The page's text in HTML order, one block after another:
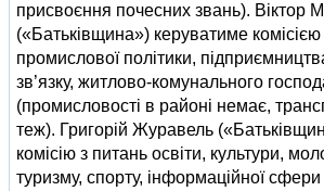
присвоєння почесних звань). Віктор
(«Батьківщина») керуватиме комісією
промислової політики,
зв’язку, житлово‑комунального
(промисловості в районі немає,
теж). Григорій Журавель
комісію з питань освіти, культури,
туризму, спорту, інформаційної